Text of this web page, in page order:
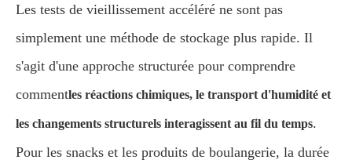
Les tests de vieillissement accéléré ne sont pas
simplement une méthode de stockage plus rapide. Il
s'agit d'une approche structurée pour comprendre
commentles réactions chimiques, le transport d'humidité et
les changements structurels interagissent au fil du temps.
Pour les snacks et les produits de boulangerie, la durée